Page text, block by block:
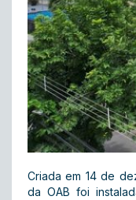
Criada em 14 de
da OAB foi